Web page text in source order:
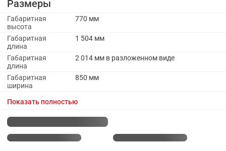
Размеры
Габаритная
высота
770 мм
Габаритная
длина
1 504 мм
Габаритная
длина
2 014 мм в разложенном виде
Габаритная
ширина
850 мм
Материалы
Материал
вставки
ЛДСП
Материал кромки
ПВХ
Показать полностью